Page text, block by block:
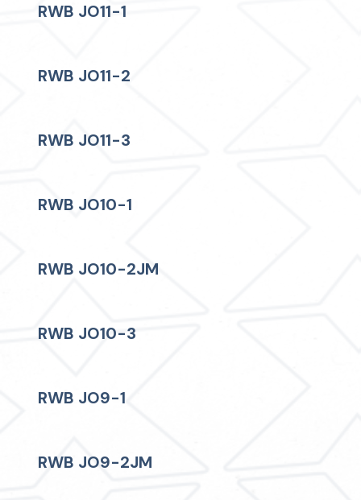
RWB JO11-1
RWB JO11-2
RWB JO11-3
RWB JO10-1
RWB JO10-2JM
RWB JO10-3
RWB JO9-1
RWB JO9-2JM